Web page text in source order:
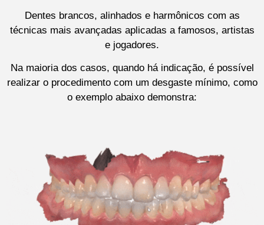
Dentes brancos, alinhados e harmônicos com as
técnicas mais avançadas aplicadas a famosos, artistas
e jogadores.
Na maioria dos casos, quando há indicação, é possível
realizar o procedimento com um desgaste mínimo, como
o exemplo abaixo demonstra: